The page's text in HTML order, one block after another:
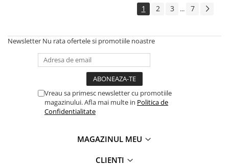
1 2 3 ... 7
Newsletter Nu rata ofertele si promotiile noastre
Vreau sa primesc newsletter cu promotiile
magazinului. Afla mai multe in Politica de
Confidentialitate
MAGAZINUL MEU
CLIENTI